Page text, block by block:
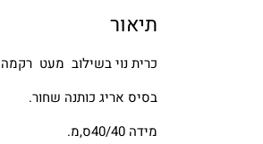
תיאור
כרית נוי בשילוב מעט רקמה
בסיס אריג כותנה שחור.
מידה 40/40ס,מ.